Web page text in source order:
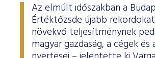
Az elmúlt időszakban a
Értéktőzsde újabb
növekvő teljesítménynek
magyar gazdaság, a cégek és